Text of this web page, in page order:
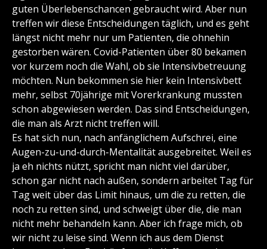
guten Überlebenschancen gebraucht wird. Aber nun
treffen wir diese Entscheidungen täglich, und es geht
längst nicht mehr nur um Patienten, die ohnehin
gestorben wären. Covid-Patienten über 80 bekamen
vor kurzem noch die Wahl, ob sie Intensivbetreuung
möchten. Nun bekommen sie hier kein Intensivbett
mehr, selbst 70jährige mit Vorerkrankung mussten
schon abgewiesen werden. Das sind Entscheidungen,
die man als Arzt nicht treffen will.
Es hat sich nun, nach anfänglichem Aufschrei, eine
Augen-zu-und-durch-Mentalität ausgebreitet. Weil es
ja eh nichts nützt, spricht man nicht viel darüber,
schon gar nicht nach außen, sondern arbeitet Tag für
Tag weit über das Limit hinaus, um die zu retten, die
noch zu retten sind, und schweigt über die, die man
nicht mehr behandeln kann. Aber ich frage mich, ob
wir nicht zu leise sind. Wenn ich aus dem Dienst